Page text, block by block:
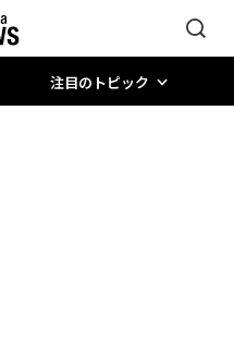
注目のトピック